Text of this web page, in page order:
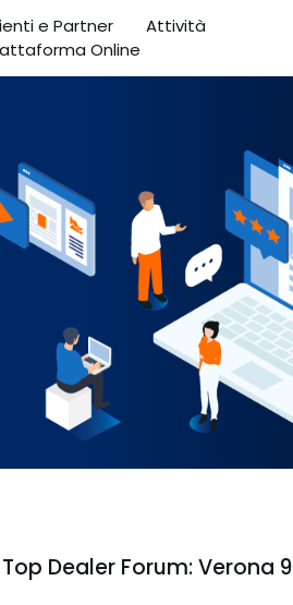
e Partner
Attività
Online
Dealer Forum: Verona 9